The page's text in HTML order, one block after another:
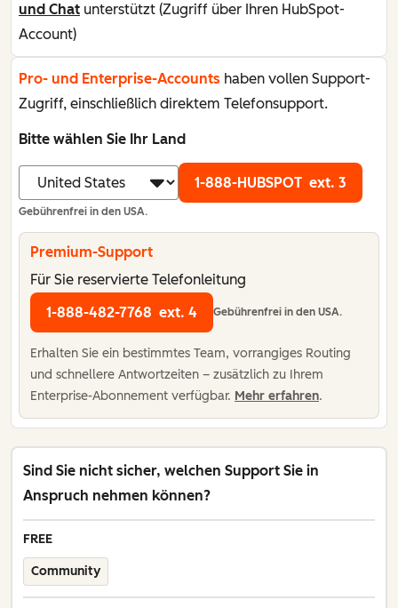
Sind Sie nicht sicher, welchen Support Sie in
Anspruch nehmen können?
FREE
Community
und Chat unterstützt (Zugriff über Ihren HubSpot-
Account)
Pro- und Enterprise-Accounts haben vollen Support-
Zugriff, einschließlich direktem Telefonsupport.
Bitte wählen Sie Ihr Land
1-888-HUBSPOT ext. 3
Gebührenfrei in den USA.
Premium-Support
Für Sie reservierte Telefonleitung
1-888-482-7768 ext. 4 Gebührenfrei in den USA.
Erhalten Sie ein bestimmtes Team, vorrangiges Routing
und schnellere Antwortzeiten – zusätzlich zu Ihrem
Enterprise-Abonnement verfügbar. Mehr erfahren.